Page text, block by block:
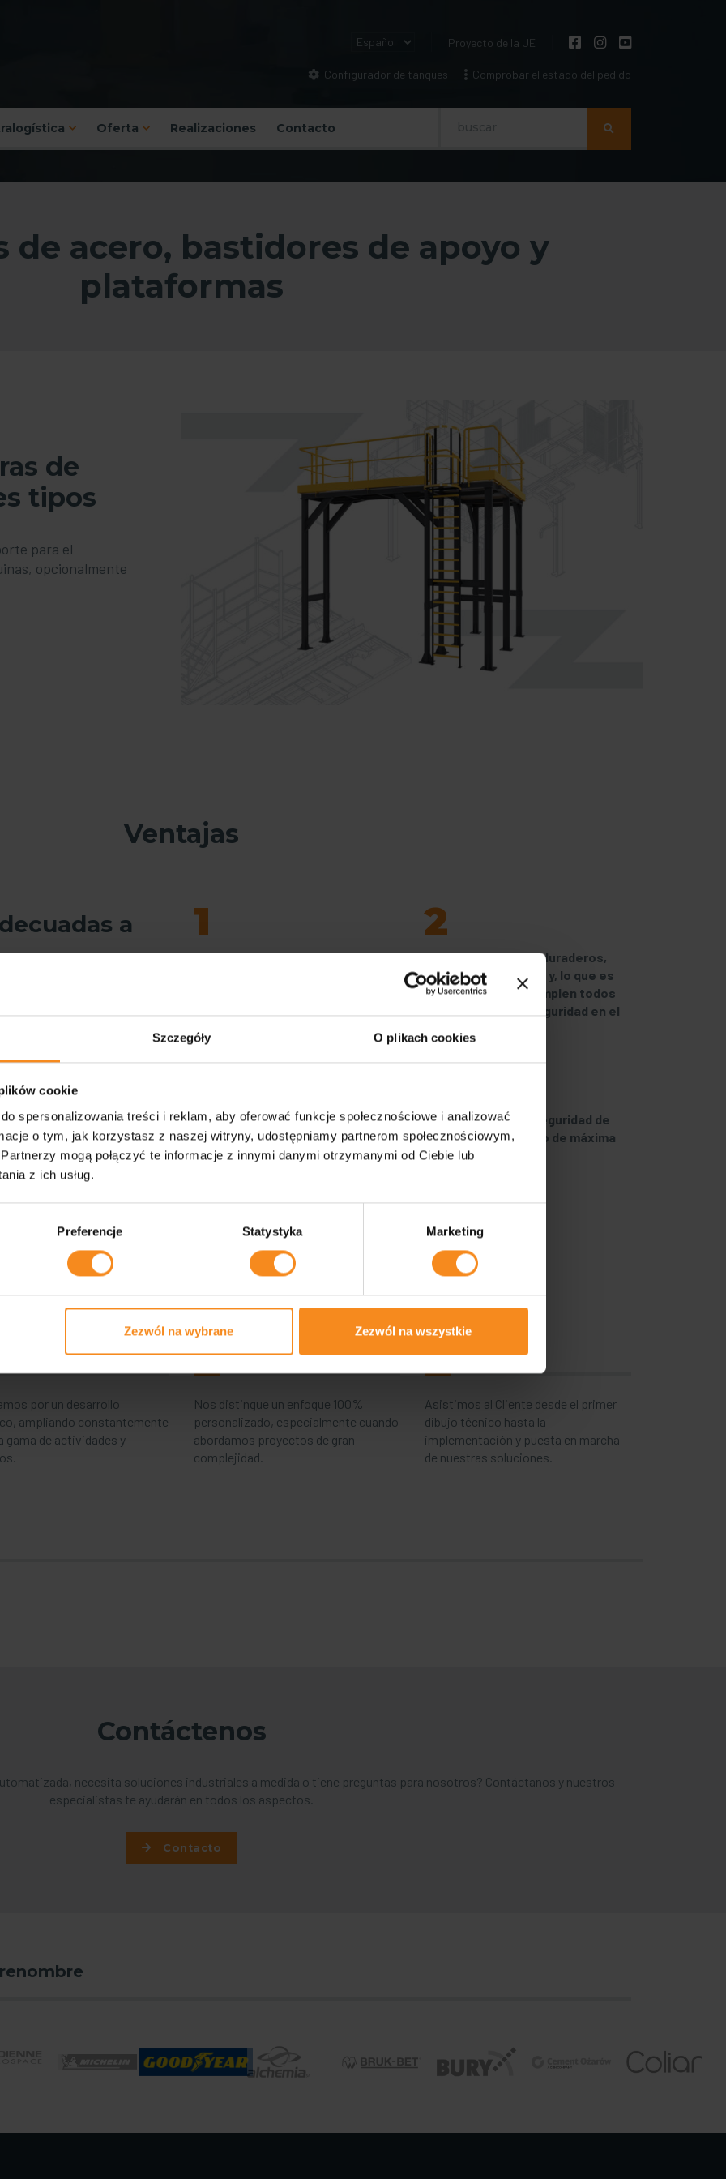
Szczegóły O plikach cookies
cookie
spersonalizowania treści i reklam, aby oferować funkcje społecznościowe i analizować
o tym, jak korzystasz z naszej witryny, udostępniamy partnerom społecznościowym,
mogą połączyć te informacje z innymi danymi otrzymanymi od Ciebie lub
z ich usług.
Preferencje Statystyka Marketing
Zezwól na wybrane Zezwól na wszystkie
Proyecto de la UE
Configurador de tanques Comprobar el estado del pedido
Oferta Realizaciones Contacto
de acero, bastidores de apoyo y
plataformas
de
tipos
para el
opcionalmente
Ventajas
a
parte del utillaje
y plataformas se
o sobre la base del
en función
1
Ofrecemos la opción de ampliar el
2
Los productos son duraderos,
robustos y estables y, lo que es
más importante, cumplen todos
los requisitos de seguridad en el
Los componentes estructurales
se seleccionan para garantizar el
uso más funcional posible
El Cliente tiene la seguridad de
obtener un producto de máxima
calidad
por un desarrollo
ampliando constantemente
gama de actividades y
Nos distingue un enfoque 100%
personalizado, especialmente cuando
abordamos proyectos de gran
complejidad.
Asistimos al Cliente desde el primer
dibujo técnico hasta la
implementación y puesta en marcha
de nuestras soluciones.
Contáctenos
necesita soluciones industriales a medida o tiene preguntas para nosotros? Contáctanos y nuestros
especialistas te ayudarán en todos los aspectos.
Contacto